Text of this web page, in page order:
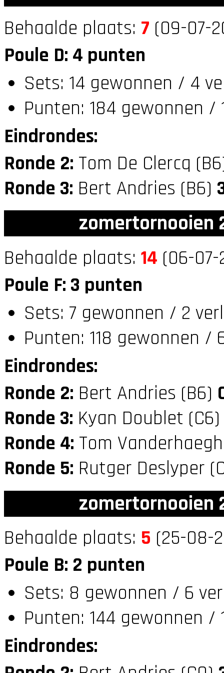
Behaalde plaats: 7 (09-07-
Poule D: 4 punten
Sets: 14 gewonnen / 4
Punten: 184 gewonnen /
Eindrondes:
Ronde 2: Tom De Clercq
Ronde 3: Bert Andries (B6)
zomertornooien
Behaalde plaats: 14 (06-07-
Poule F: 3 punten
Sets: 7 gewonnen / 2
Punten: 118 gewonnen /
Eindrondes:
Ronde 2: Bert Andries (B6)
Ronde 3: Kyan Doublet
Ronde 4: Tom
Ronde 5: Rutger Deslyper
zomertornooien
Behaalde plaats: 5 (25-08-
Poule B: 2 punten
Sets: 8 gewonnen / 6
Punten: 144 gewonnen /
Eindrondes: